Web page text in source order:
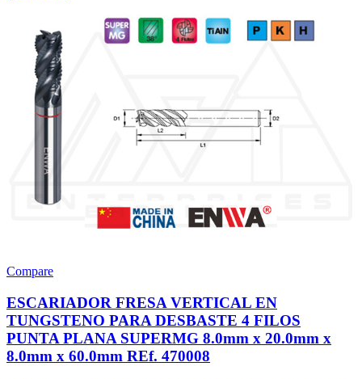
Compare
ESCARIADOR FRESA VERTICAL EN
TUNGSTENO PARA DESBASTE 4 FILOS
PUNTA PLANA SUPERMG 8.0mm x 20.0mm x
8.0mm x 60.0mm REf. 470008